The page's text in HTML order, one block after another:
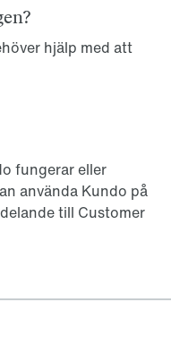
hjälp med att
fungerar eller
använda Kundo på
till Customer